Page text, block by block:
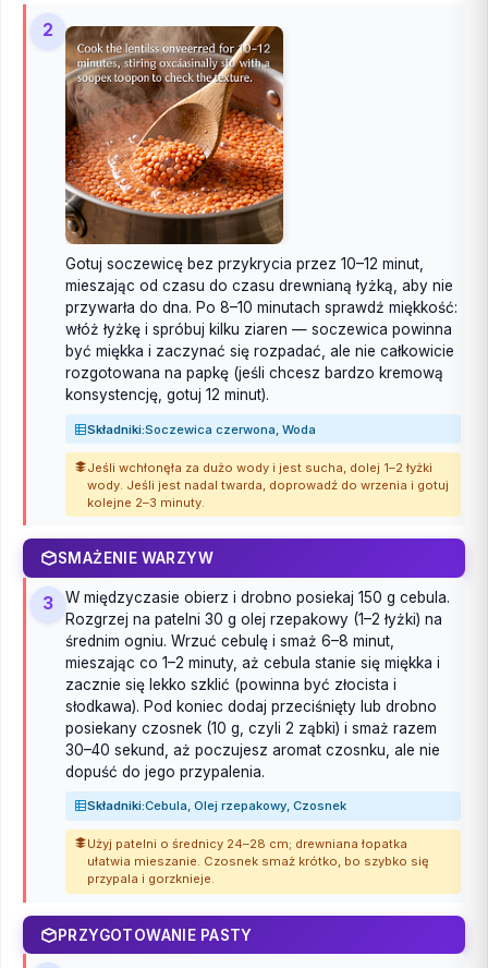
2
Gotuj soczewicę bez przykrycia przez 10–12 minut,
mieszając od czasu do czasu drewnianą łyżką, aby nie
przywarła do dna. Po 8–10 minutach sprawdź miękkość:
włóż łyżkę i spróbuj kilku ziaren — soczewica powinna
być miękka i zaczynać się rozpadać, ale nie całkowicie
rozgotowana na papkę (jeśli chcesz bardzo kremową
konsystencję, gotuj 12 minut).
Składniki:Soczewica czerwona, Woda
Jeśli wchłonęła za dużo wody i jest sucha, dolej 1–2 łyżki
wody. Jeśli jest nadal twarda, doprowadź do wrzenia i gotuj
kolejne 2–3 minuty.
SMAŻENIE WARZYW
3
W międzyczasie obierz i drobno posiekaj 150 g cebula.
Rozgrzej na patelni 30 g olej rzepakowy (1–2 łyżki) na
średnim ogniu. Wrzuć cebulę i smaż 6–8 minut,
mieszając co 1–2 minuty, aż cebula stanie się miękka i
zacznie się lekko szklić (powinna być złocista i
słodkawa). Pod koniec dodaj przeciśnięty lub drobno
posiekany czosnek (10 g, czyli 2 ząbki) i smaż razem
30–40 sekund, aż poczujesz aromat czosnku, ale nie
dopuść do jego przypalenia.
Składniki:Cebula, Olej rzepakowy, Czosnek
Użyj patelni o średnicy 24–28 cm; drewniana łopatka
ułatwia mieszanie. Czosnek smaż krótko, bo szybko się
przypala i gorzknieje.
PRZYGOTOWANIE PASTY